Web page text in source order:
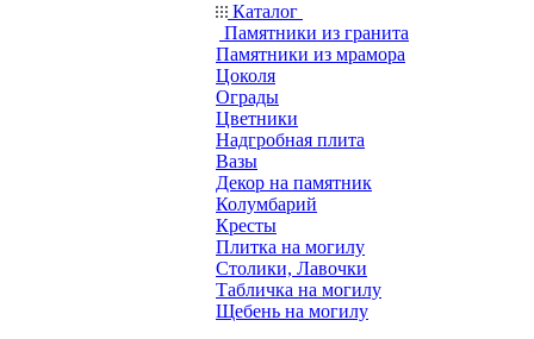
Каталог
Памятники из гранита
Памятники из мрамора
Цоколя
Ограды
Цветники
Надгробная плита
Вазы
Декор на памятник
Колумбарий
Кресты
Плитка на могилу
Столики, Лавочки
Табличка на могилу
Щебень на могилу